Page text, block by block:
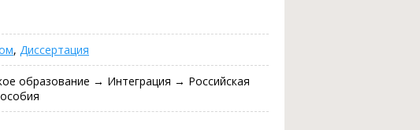
, Диссертация
образование → Интеграция → Российская